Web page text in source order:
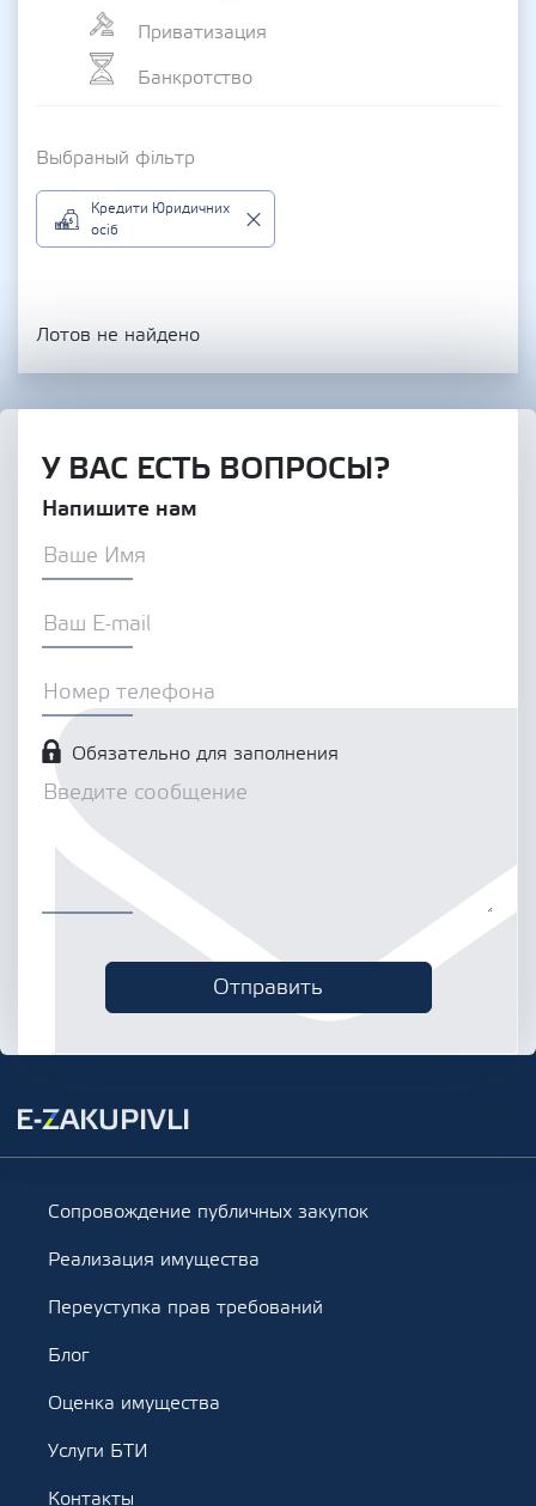
Приватизация
Банкротство
Выбраный фільтр
Кредити Юридичних
осіб
Лотов не найдено
У ВАС ЕСТЬ ВОПРОСЫ?
Напишите нам
Обязательно для заполнения
Сопровождение публичных закупок
Реализация имущества
Переуступка прав требований
Блог
Оценка имущества
Услуги БТИ
Контакты